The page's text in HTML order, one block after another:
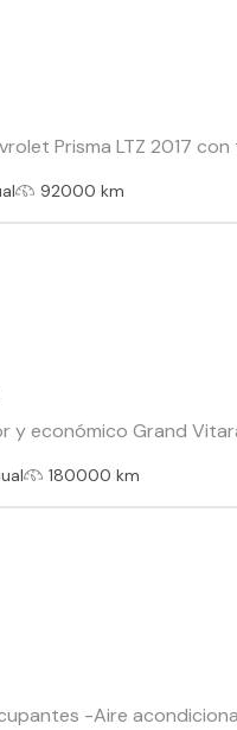
Prisma LTZ 2017
92000 km
y económico Grand
180000 km
-Aire